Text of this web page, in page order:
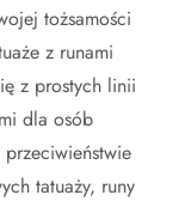
tożsamości
z runami
z prostych linii
dla osób
tatuaży, runy